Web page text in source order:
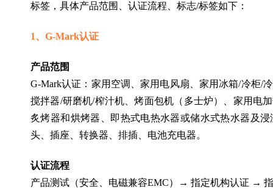
标签，具体产品范围、认证流程、标志/标签如下：
1、G-Mark认证
产品范围
G-Mark认证：家用空调、家用电风扇、家用冰箱/冷柜/
搅拌器/研磨机/榨汁机、烤面包机（多士炉）、家用电
炙烤器和烘烤器、即热式电热水器或储水式热水器及
头、插座、转换器、排插、电池充电器。
认证流程
产品测试（安全、电磁兼容EMC）→ 指定机构认证 →